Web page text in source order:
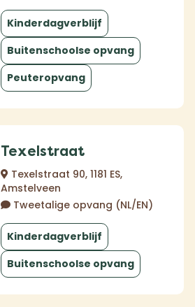
Kinderdagverblijf
Buitenschoolse opvang
Peuteropvang
Texelstraat
Texelstraat 90, 1181 ES,
Amstelveen
Tweetalige opvang (NL/EN)
Kinderdagverblijf
Buitenschoolse opvang